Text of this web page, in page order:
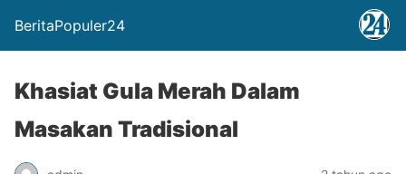
BeritaPopuler24
Khasiat Gula Merah Dalam
Masakan Tradisional